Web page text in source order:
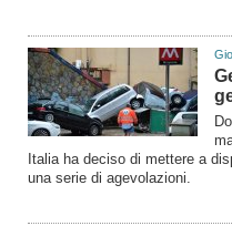
Italia ha deciso di mettere a
una serie di agevolazioni.